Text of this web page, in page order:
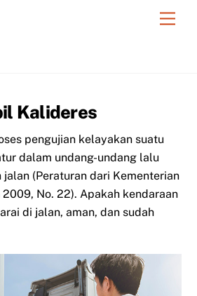
Kalideres
pengujian kelayakan suatu
dalam undang-undang lalu
(Peraturan dari Kementerian
No. 22). Apakah kendaraan
di jalan, aman, dan sudah